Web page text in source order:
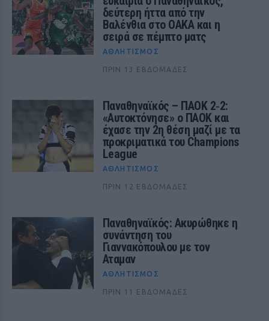
δεύτερη ήττα από την
Βαλένθια στο ΟΑΚΑ και η
σειρά σε πέμπτο ματς
ΑΘΛΗΤΙΣΜΌΣ
ΠΡΙΝ 13 ΕΒΔΟΜΆΔΕΣ
Παναθηναϊκός – ΠΑΟΚ 2‑2:
«Αυτοκτόνησε» ο ΠΑΟΚ και
έχασε την 2η θέση μαζί με τα
προκριματικά του Champions
League
ΑΘΛΗΤΙΣΜΌΣ
ΠΡΙΝ 12 ΕΒΔΟΜΆΔΕΣ
Παναθηναϊκός: Ακυρώθηκε η
συνάντηση του
Γιαννακόπουλου με τον
Αταμαν
ΑΘΛΗΤΙΣΜΌΣ
ΠΡΙΝ 11 ΕΒΔΟΜΆΔΕΣ